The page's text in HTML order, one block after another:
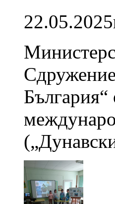
България“